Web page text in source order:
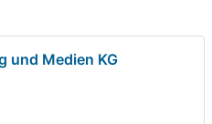
und Medien KG